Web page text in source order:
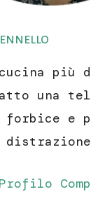
cucina
una
forbice e
distrazione